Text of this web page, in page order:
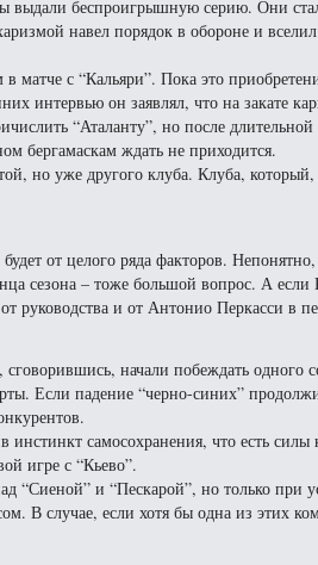
выдали беспроигрышную серию. Они
навел порядок в обороне и вселил
матче с “Кальяри”. Пока это
интервью он заявлял, что на закате
“Аталанту”, но после
бергамаскам ждать не приходится.
но уже другого клуба. Клуба,
от целого ряда факторов.
сезона – тоже большой вопрос. А если
руководства и от Антонио Перкасси в
начали побеждать одного
Если падение “черно-синих”
самосохранения, что есть силы
игре с “Кьево”.
“Сиеной” и “Пескарой”, но только при
В случае, если хотя бы одна из этих